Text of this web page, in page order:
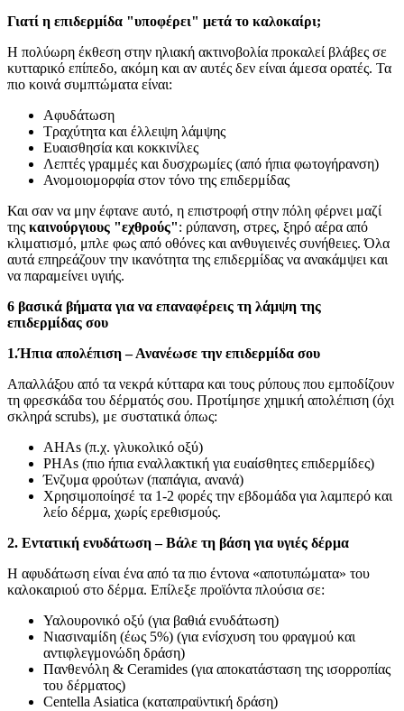
Γιατί η επιδερμίδα "υποφέρει" μετά το καλοκαίρι;
Η πολύωρη έκθεση στην ηλιακή ακτινοβολία προκαλεί βλάβες σε
κυτταρικό επίπεδο, ακόμη και αν αυτές δεν είναι άμεσα ορατές. Τα
πιο κοινά συμπτώματα είναι:
Αφυδάτωση
Τραχύτητα και έλλειψη λάμψης
Ευαισθησία και κοκκινίλες
Λεπτές γραμμές και δυσχρωμίες (από ήπια φωτογήρανση)
Ανομοιομορφία στον τόνο της επιδερμίδας
Και σαν να μην έφτανε αυτό, η επιστροφή στην πόλη φέρνει μαζί
της καινούργιους "εχθρούς": ρύπανση, στρες, ξηρό αέρα από
κλιματισμό, μπλε φως από οθόνες και ανθυγιεινές συνήθειες. Όλα
αυτά επηρεάζουν την ικανότητα της επιδερμίδας να ανακάμψει και
να παραμείνει υγιής.
6 βασικά βήματα για να επαναφέρεις τη λάμψη της
επιδερμίδας σου
1.Ήπια απολέπιση – Ανανέωσε την επιδερμίδα σου
Απαλλάξου από τα νεκρά κύτταρα και τους ρύπους που εμποδίζουν
τη φρεσκάδα του δέρματός σου. Προτίμησε χημική απολέπιση (όχι
σκληρά scrubs), με συστατικά όπως:
AHAs (π.χ. γλυκολικό οξύ)
PHAs (πιο ήπια εναλλακτική για ευαίσθητες επιδερμίδες)
Ένζυμα φρούτων (παπάγια, ανανά)
Χρησιμοποίησέ τα 1-2 φορές την εβδομάδα για λαμπερό και
λείο δέρμα, χωρίς ερεθισμούς.
2. Εντατική ενυδάτωση – Βάλε τη βάση για υγιές δέρμα
Η αφυδάτωση είναι ένα από τα πιο έντονα «αποτυπώματα» του
καλοκαιριού στο δέρμα. Επίλεξε προϊόντα πλούσια σε:
Υαλουρονικό οξύ (για βαθιά ενυδάτωση)
Νιασιναμίδη (έως 5%) (για ενίσχυση του φραγμού και
αντιφλεγμονώδη δράση)
Πανθενόλη & Ceramides (για αποκατάσταση της ισορροπίας
του δέρματος)
Centella Asiatica (καταπραϋντική δράση)